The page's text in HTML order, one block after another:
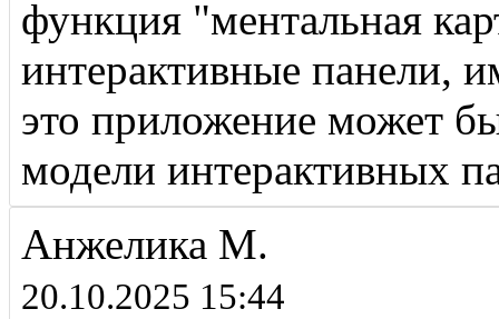
функция "ментальная
интерактивные панели,
это приложение может
модели интерактивных
Анжелика М.
20.10.2025 15:44